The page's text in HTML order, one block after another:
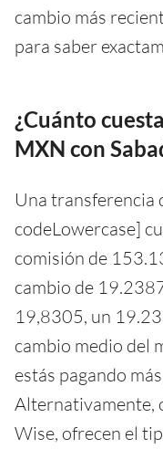
cambio más
para saber
¿Cuánto
MXN con
Una
codeLowercase]
comisión de
cambio de
19,8305, un
cambio medio del
estás pagando
Alternativamente,
Wise, ofrecen el